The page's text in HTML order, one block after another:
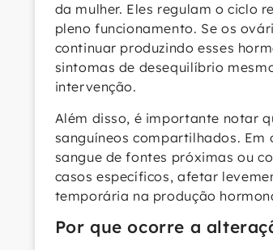
da mulher. Eles regulam o ciclo
pleno funcionamento. Se os
continuar produzindo esses
sintomas de desequilíbrio
intervenção.
Além disso, é importante notar
sanguíneos compartilhados.
sangue de fontes próximas ou
casos específicos, afetar
temporária na produção
Por que ocorre a